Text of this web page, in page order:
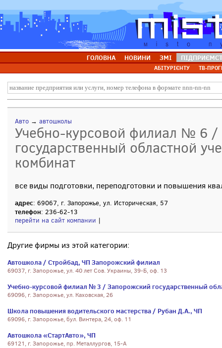
ГОЛОВНА НОВИНИ ЗМІ
АБІТУРІЄНТУ ТВ-
Авто → автошколы
Учебно-курсовой филиал № 6
государственный областной
комбинат
все виды подготовки, переподготовки и повышения
адрес: 69067, г. Запорожье, ул. Историческая, 57
телефон: 236-62-13
перейти на сайт компании |
Другие фирмы из этой категории:
Автошкола / Стройбад, ЧП Запорожский филиал
69037, г. Запорожье, ул. 40 лет Сов. Украины, 39-Б, оф. 13
Учебно-курсовой филиал № 3 / Запорожский государственный
69096, г. Запорожье, ул. Каховская, 26
Школа повышения водительского мастерства / Рубан Д.А., ЧП
69096, г. Запорожье, бул. Винтера, 24, оф. 11
Автошкола «СтартАвто», ЧП
69121, г. Запорожье, пр. Металлургов, 15-А